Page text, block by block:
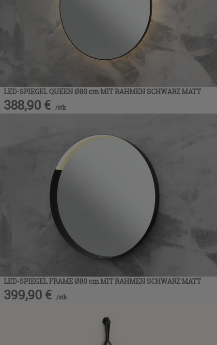
LED-SPIEGEL QUEEN Ø80 cm MIT RAHMEN SCHWARZ MATT
388,90 € /stk
LED-SPIEGEL FRAME Ø80 cm MIT RAHMEN SCHWARZ MATT
399,90 € /stk